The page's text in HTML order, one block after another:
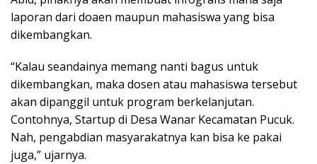
laporan dari doaen maupun mahasiswa yang bisa
dikembangkan.
“Kalau seandainya memang nanti bagus untuk
dikembangkan, maka dosen atau mahasiswa tersebut
akan dipanggil untuk program berkelanjutan.
Contohnya, Startup di Desa Wanar Kecamatan Pucuk.
Nah, pengabdian masyarakatnya kan bisa ke pakai
juga,” ujarnya.